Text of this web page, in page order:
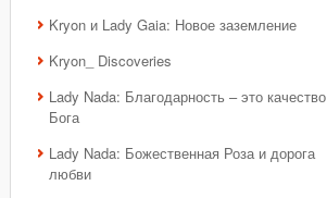
Kryon и Lady Gaia: Новое заземление
Kryon_ Discoveries
Lady Nada: Благодарность – это качество
Бога
Lady Nada: Божественная Роза и дорога
любви